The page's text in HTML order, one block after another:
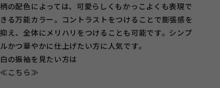
柄の配色によっては、可愛らしくもかっこよくも表現で
きる万能カラー。コントラストをつけることで膨張感を
抑え、全体にメリハリをつけることも可能です。シンプ
ルかつ華やかに仕上げたい方に人気です。
白の振袖を見たい方は
≪こちら≫